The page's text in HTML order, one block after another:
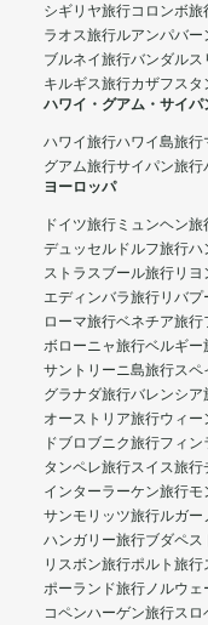
シギリヤ旅行コロンボ旅
ラオス旅行ルアンパバー
ブルネイ旅行バンダルス
キルギス旅行カザフスタ
ハワイ・グアム・サイパ
ハワイ旅行ハワイ島旅行
グアム旅行サイパン旅行
ヨーロッパ
ドイツ旅行 ミュンヘン旅
デュッセルドルフ旅行ハ
ストラスブール旅行リヨ
エディンバラ旅行リバプ
ローマ旅行ベネチア旅行
ボローニャ旅行ベルギー
サントリーニ島旅行スペ
グラナダ旅行バレンシア
オーストリア旅行ウィー
ドブロブニク旅行フィン
タンペレ旅行スイス旅行
インターラーケン旅行モ
サンモリッツ旅行ルガー
ハンガリー旅行ブダペス
リスボン旅行ポルト旅行
ポーランド旅行ノルウェ
コペンハーゲン旅行スロ